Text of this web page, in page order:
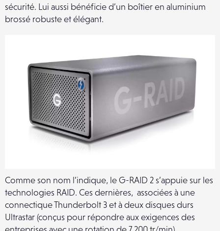
sécurité. Lui aussi bénéficie d’un boîtier en aluminium
brossé robuste et élégant.
Comme son nom l’indique, le G-RAID 2 s’appuie sur les
technologies RAID. Ces dernières, associées à une
connectique Thunderbolt 3 et à deux disques durs
Ultrastar (conçus pour répondre aux exigences des